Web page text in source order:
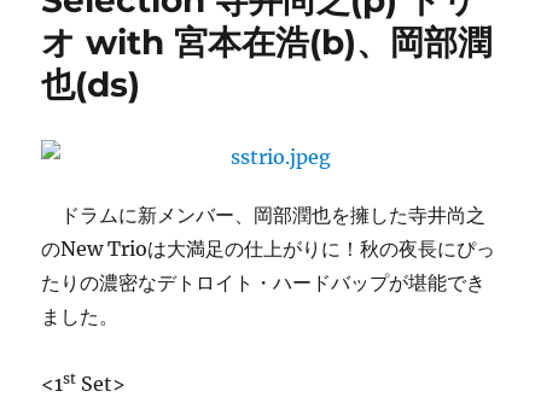
Special
Selection-
寺
に！
オ with 宮本在浩(b)、岡部潤
也(ds)
ドラムに新メンバー、岡部潤也を擁した寺井尚之
のNew Trioは大満足の仕上がりに！秋の夜長にぴっ
たりの濃密なデトロイト・ハードバップが堪能でき
ました。
<1st Set>